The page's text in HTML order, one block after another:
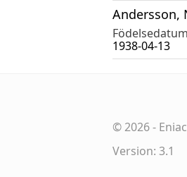
Andersson,
Födelsedatum
1938-04-13
©2026- Eniac
Version: 3.1